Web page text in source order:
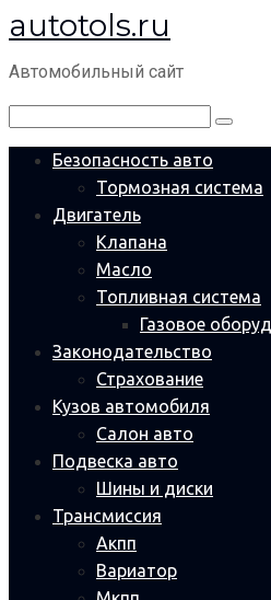
Перейти
к
контенту
autotols.ru
Автомобильный сайт
Безопасность авто
Тормозная система
Двигатель
Клапана
Масло
Топливная система
Газовое
Законодательство
Страхование
Кузов автомобиля
Салон авто
Подвеска авто
Шины и диски
Трансмиссия
Акпп
Вариатор